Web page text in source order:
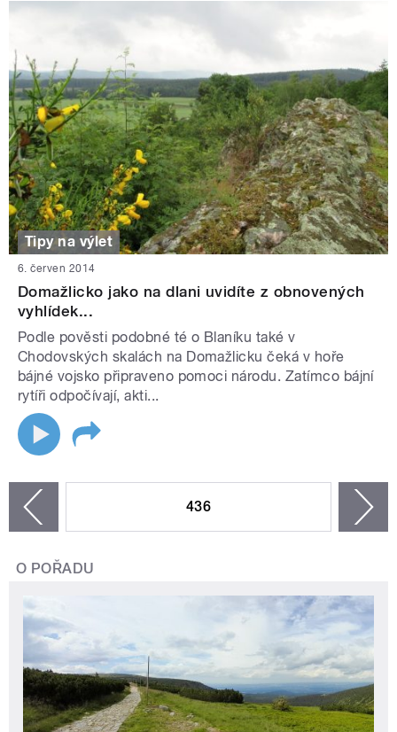
Tipy na výlet
6. červen 2014
Domažlicko jako na dlani uvidíte z obnovených
vyhlídek...
Podle pověsti podobné té o Blaníku také v
Chodovských skalách na Domažlicku čeká v hoře
bájné vojsko připraveno pomoci národu. Zatímco bájní
rytíři odpočívají, akti...
436
O POŘADU